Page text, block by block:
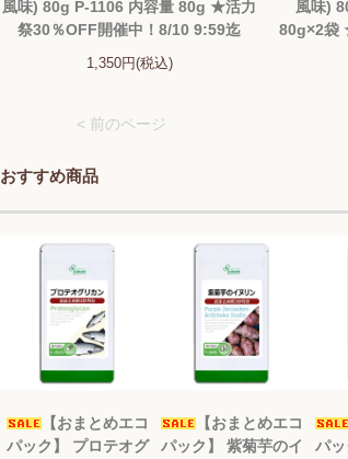
風味) 80g P-1106 内容量 80g ★活力
祭30％OFF開催中！8/10 9:59迄
1,350円(税込)
風味)
80g×2袋
< 前のページ
おすすめ商品
【おまとめエコ
パック】 プロテオグ
【おまとめエコ
パック】 紫菊芋のイ
パ